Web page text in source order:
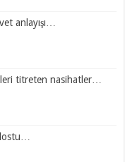
anlayışı…
titreten nasihatler…